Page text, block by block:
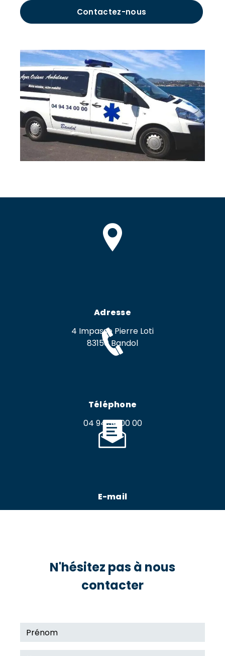
Contactez-nous
Adresse
4 Impasse Pierre Loti
83150 Bandol
Téléphone
04 94 34 00 00
E-mail
N'hésitez pas à nous
contacter